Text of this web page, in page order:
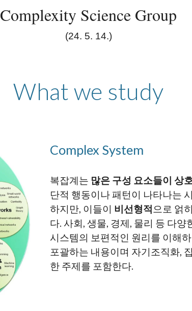
Complexity Science Group
(24. 5. 14.)
What we study
Complex System
복잡계는 많은 구성 요소들이 상
단적 행동이나 패턴이 나타나는
하지만, 이들이 비선형적 으로 얽
다. 사회, 생물, 경제, 물리 등 다
시스템의 보편적인 원리를 이해
포괄하는 내용이며 자기조직화,
한 주제를 포함한다.